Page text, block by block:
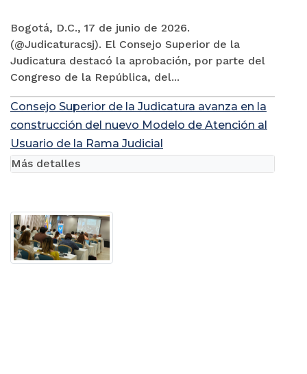
Bogotá, D.C., 17 de junio de 2026.
(@Judicaturacsj). El Consejo Superior de la
Judicatura destacó la aprobación, por parte del
Congreso de la República, del...
Consejo Superior de la Judicatura avanza en la
construcción del nuevo Modelo de Atención al
Usuario de la Rama Judicial
Más detalles